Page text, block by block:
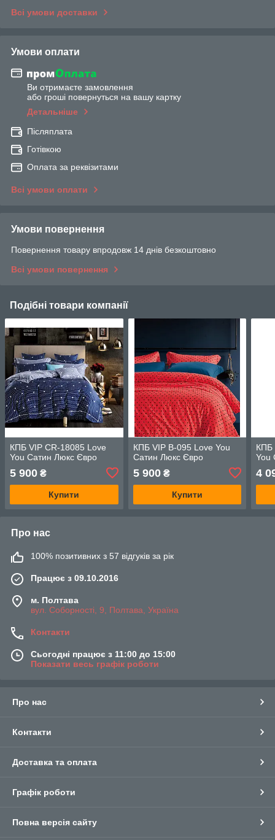
Всі умови доставки
Умови оплати
Ви отримаєте замовлення
або гроші повернуться на вашу картку
Детальніше
Післяплата
Готівкою
Оплата за реквізитами
Всі умови оплати
Умови повернення
Повернення товару впродовж 14 днів безкоштовно
Всі умови повернення
Подібні товари компанії
КПБ VIP CR-18085 Love
You Сатин Люкс Євро
5 900 ₴
Купити
КПБ VIP B-095 Love You
Сатин Люкс Євро
5 900₴
Купити
КПБ
You
4
Про нас
100% позитивних з 57 відгуків за рік
Працює з 09.10.2016
м. Полтава
вул. Соборності, 9, Полтава, Україна
Контакти
Сьогодні працює з 11:00 до 15:00
Показати весь графік роботи
Про нас
Контакти
Доставка та оплата
Графік роботи
Повна версія сайту